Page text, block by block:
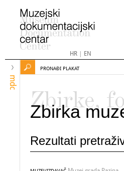
HR| EN
mdc
PRONAĐI PLAKAT
Zbirke,
Zbirka
Rezultati